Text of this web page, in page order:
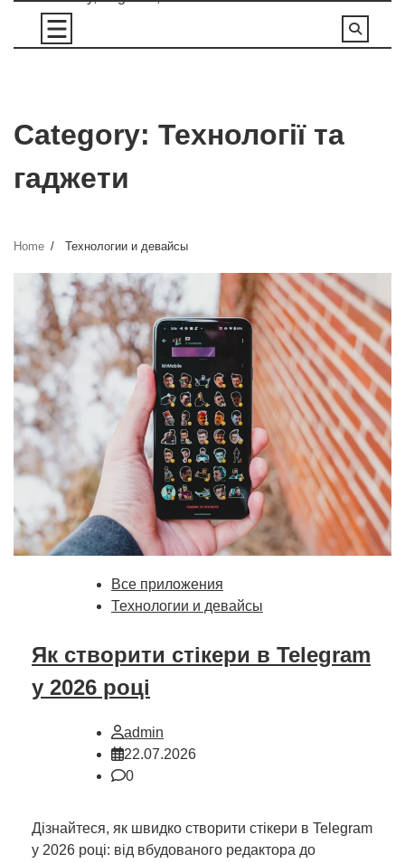
content
Category: Технології та
гаджети
Home Технологии и девайсы
Все приложения
Технологии и девайсы
Як створити стікери в Telegram
у 2026 році
admin
22.07.2026
0
Дізнайтеся, як швидко створити стікери в Telegram
у 2026 році: від вбудованого редактора до